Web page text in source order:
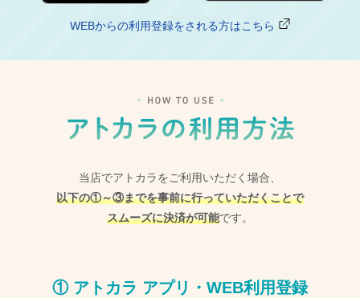
WEBからの利用登録をされる方はこちら
当店でアトカラをご利用いただく場合、
以下の①～③までを事前に行っていただくことで
スムーズに決済が可能です。
① アトカラ アプリ・WEB利用登録